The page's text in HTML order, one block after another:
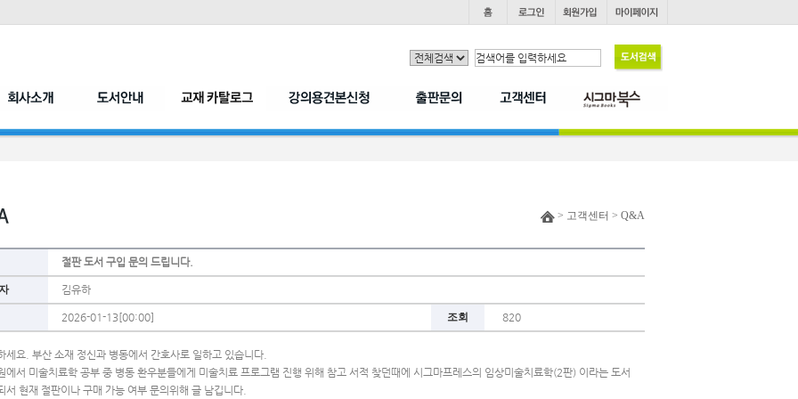
> 고객센터 > Q&A
절판 도서 구입 문의 드립니다.
김유하
2026-01-13[00:00] 조회 820
세요. 부산 소재 정신과 병동에서 간호사로 일하고 있습니다.
에서 미술치료학 공부 중 병동 환우분들에게 미술치료 프로그램 진행 위해 참고 서적 찾던때에 시그마프레스의 임상미술치료학(2판) 이라는 도서
서 현재 절판이나 구매 가능 여부 문의위해 글 남깁니다.